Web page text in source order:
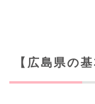
【広島県の